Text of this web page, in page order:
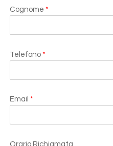
Cognome *
Telefono *
Email *
Orario Richiamata